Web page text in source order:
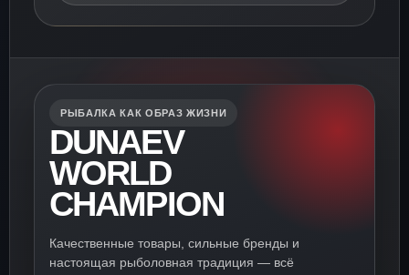
РЫБАЛКА КАК ОБРАЗ ЖИЗНИ
DUNAEV
WORLD
CHAMPION
Качественные товары, сильные бренды и
настоящая рыболовная традиция — всё